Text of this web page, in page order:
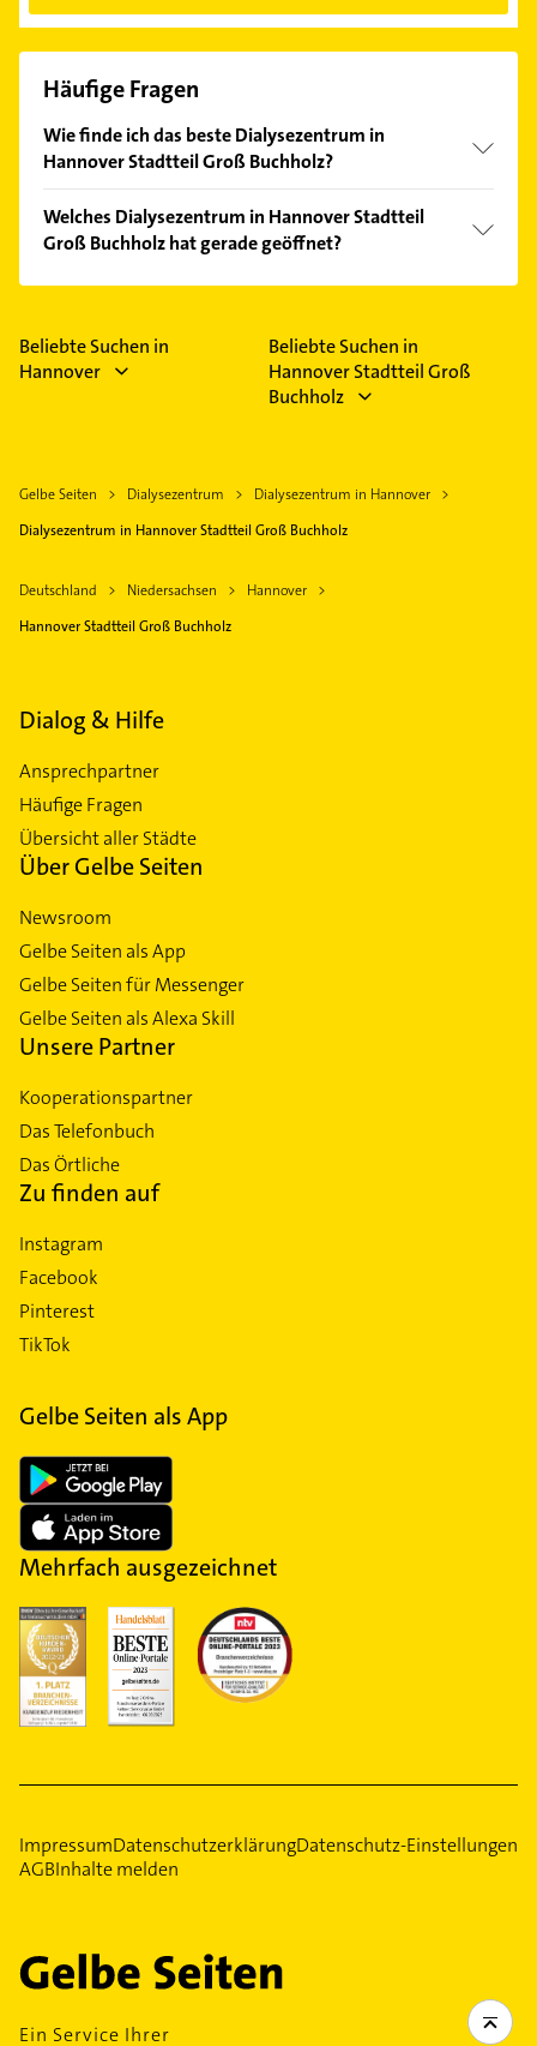
Häufige Fragen
Wie finde ich das beste Dialysezentrum in
Hannover Stadtteil Groß Buchholz?
Kundenmeinungen und profitieren Sie von den
Empfehlungen. Die Suchergebnisse können Sie sich
einfach nachBewertungensortiert anzeigen lassen.
Welches Dialysezentrum in Hannover Stadtteil
Groß Buchholz hat gerade geöffnet?
Im Anbieter-Bereich finden Sie alleÖffnungszeiten.
Feiertagen abweichen können.
Beliebte Suchen in
Hannover
Beliebte Suchen in
Hannover Stadtteil Groß
Buchholz
Gelbe Seiten Dialysezentrum
Dialysezentrum in Hannover
Dialysezentrum in Hannover Stadtteil Groß Buchholz
Deutschland Niedersachsen
Hannover
Hannover Stadtteil Groß Buchholz
Dialog & Hilfe
Ansprechpartner
Häufige Fragen
Übersicht aller Städte
Über Gelbe Seiten
Newsroom
Gelbe Seiten als App
Gelbe Seiten für Messenger
Gelbe Seiten als Alexa Skill
Unsere Partner
Kooperationspartner
Das Telefonbuch
Das Örtliche
Zu finden auf
Instagram
Facebook
Pinterest
TikTok
Gelbe Seiten als App
Mehrfach ausgezeichnet
ImpressumDatenschutzerklärungDatenschutz-Einstellungen
AGBInhalte melden
Ein Service Ihrer